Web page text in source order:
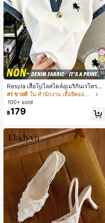
15
Resyla เสื้อโปโลสไตล์อเมริกันเรโทรสำ
หรับผู้หญิง, เสื้อยืดแขนสั้นสำหรับผู้หญิ
ง, ลายม้า, สไตล์ Y2K, เสื้อโปโลแขนสั้น
แบบคัลเลอร์บล็อกสำหรับผู้หญิง
#1 ขายดี
ใน สำนักงาน เสื้อยืดออฟฟิศ
100+ sold
฿179